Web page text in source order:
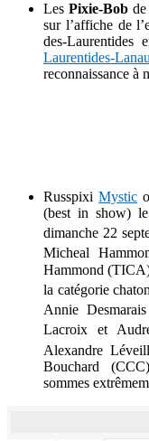
Les Pixie-Bob
sur l’affiche de
des-Laurentides
Laurentides-
reconnaissance à
Russpixi Mystic
(best in show)
dimanche 22
Micheal
Hammond (TICA)
la catégorie
Annie
Lacroix et
Alexandre
Bouchard
sommes